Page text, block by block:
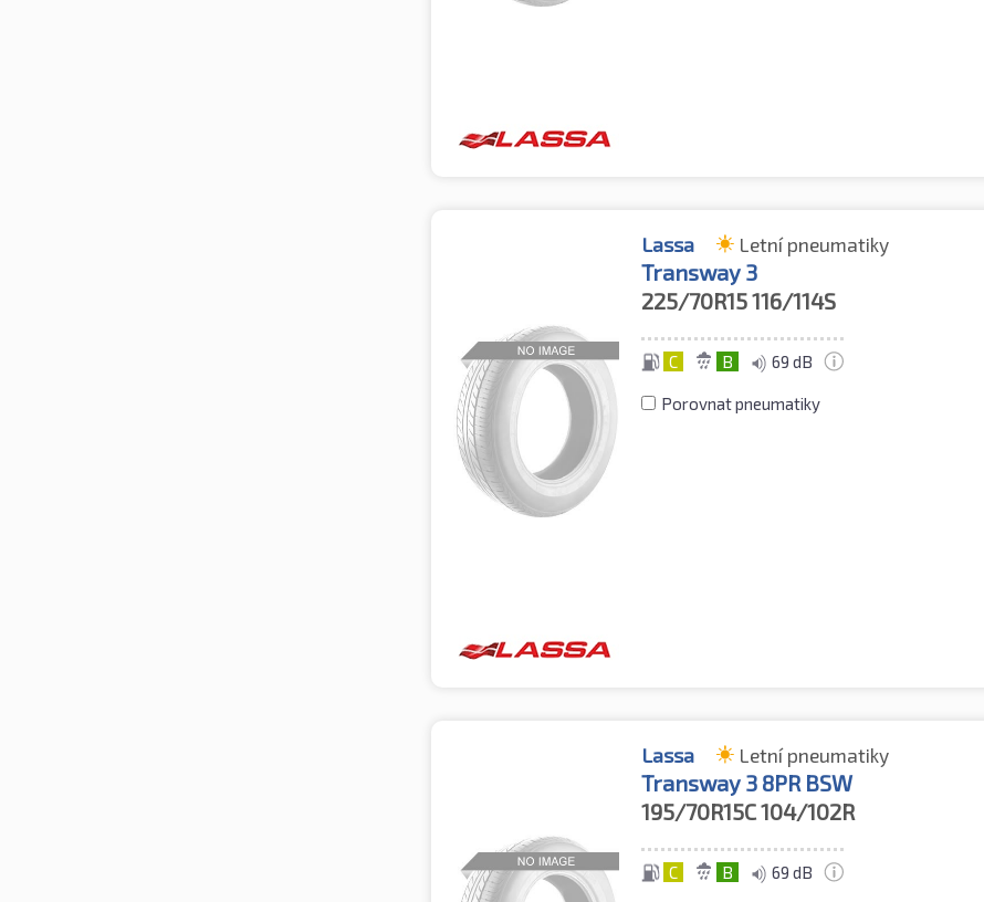
Lassa Letní pneumatiky
Transway 3
225/70R15116/114S
C B 69 dB
Porovnat pneumatiky
Lassa Letní pneumatiky
Transway 3 8PR BSW
195/70R15C104/102R
C B 69 dB